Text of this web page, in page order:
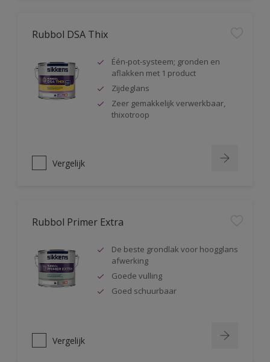
Rubbol DSA Thix
Één-pot-systeem; gronden en
aflakken met 1 product
Zijdeglans
Zeer gemakkelijk verwerkbaar,
thixotroop
Vergelijk
Rubbol Primer Extra
De beste grondlak voor hoogglans
afwerking
Goede vulling
Goed schuurbaar
Vergelijk